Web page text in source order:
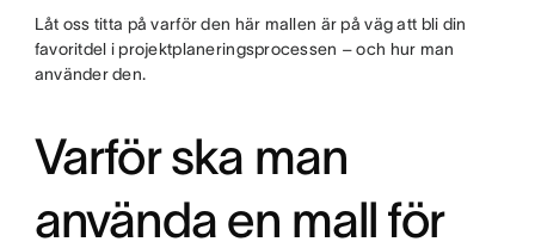
Låt oss titta på varför den här mallen är på väg att bli din
favoritdel i projektplaneringsprocessen – och hur man
använder den.
Varför ska man
använda en mall för